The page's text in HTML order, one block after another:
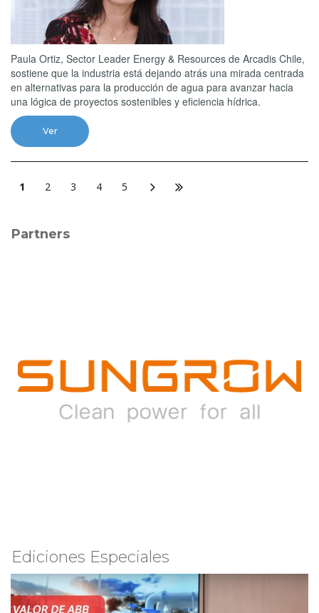
Paula Ortiz, Sector Leader Energy & Resources de Arcadis Chile,
sostiene que la industria está dejando atrás una mirada centrada
en alternativas para la producción de agua para avanzar hacia
una lógica de proyectos sostenibles y eficiencia hídrica.
Ver
1 2 3 4 5
Partners
Ediciones Especiales